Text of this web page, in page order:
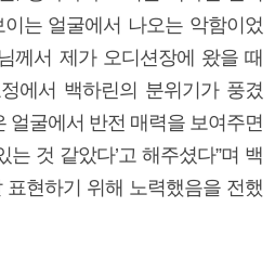
는 얼굴에서 나오는 악함이었
께서 제가 오디션장에 왔을 때
에서 백하린의 분위기가 풍겼
얼굴에서 반전 매력을 보여주면
것 같았다’고 해주셨다”며 백
현하기 위해 노력했음을 전했